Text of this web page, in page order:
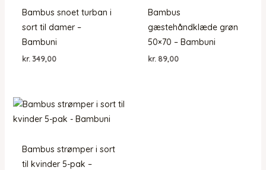
Bambus snoet turban i
sort til damer –
Bambuni
kr.349,00
Bambus
gæstehåndklæde grøn
50×70 – Bambuni
kr. 89,00
Bambus strømper i sort
til kvinder 5-pak –